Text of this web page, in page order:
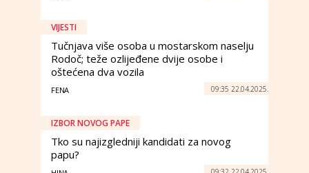
VIJESTI
Tučnjava više osoba u mostarskom naselju
Rodoč; teže ozlijeđene dvije osobe i
oštećena dva vozila
FENA 09:35 22.04.2025.
IZBOR NOVOG PAPE
Tko su najizgledniji kandidati za novog
papu?